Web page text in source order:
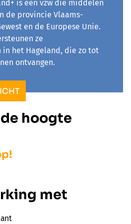
is een vzw die middelen
de provincie Vlaams-
en de Europese Unie.
ze
het Hageland, die zo tot
ontvangen.
hoogte
met